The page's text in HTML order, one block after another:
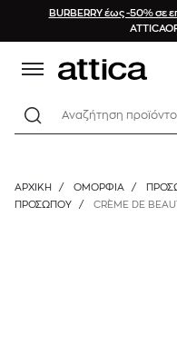
BURBERRY έως -50% σε
Αναζήτηση
ΑΡΧΙΚΉ / ΟΜΟΡΦΙΑ /
ΠΡΟΣΏΠΟΥ
/ CRÈME DE